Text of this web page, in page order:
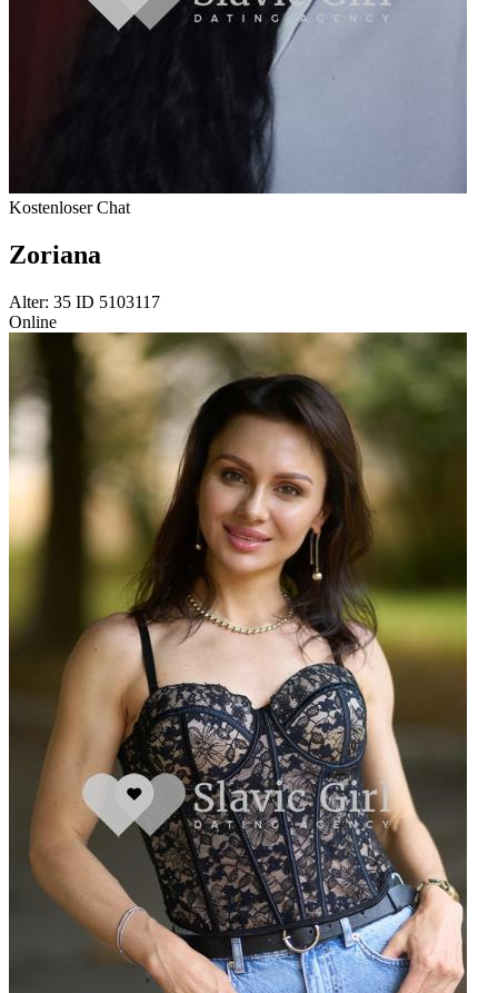
Kostenloser Chat
Zoriana
Alter: 35 ID 5103117
Online